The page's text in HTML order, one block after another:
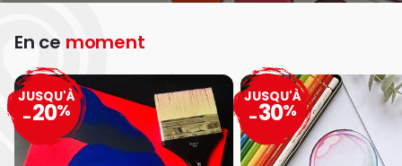
En ce moment
JUSQU'À
-20%
JUSQU'À
-30%